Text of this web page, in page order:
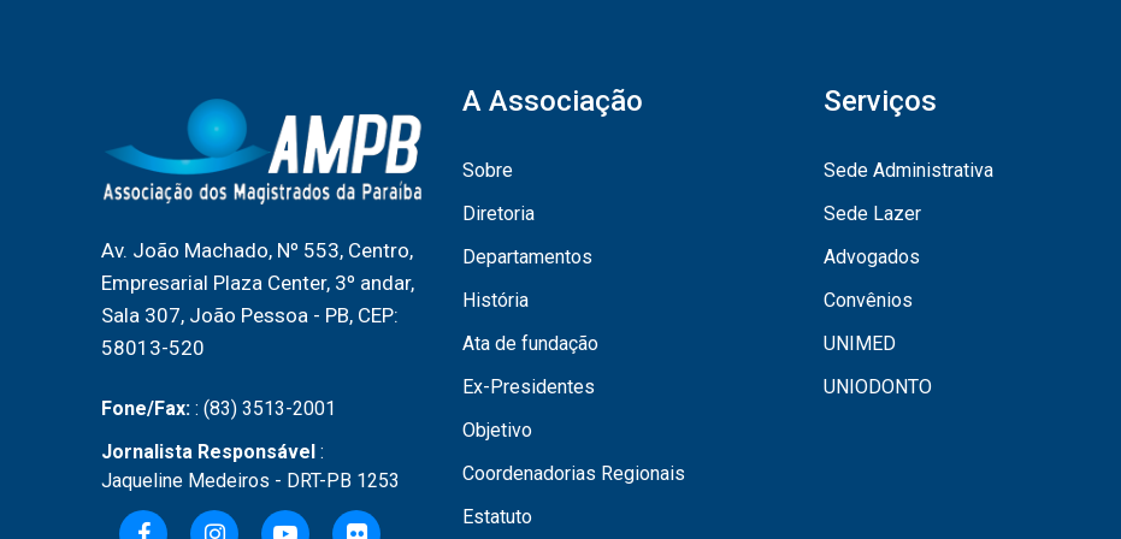
Av. João Machado, Nº 553, Centro,
Empresarial Plaza Center, 3º andar,
Sala 307, João Pessoa - PB, CEP:
58013-520
Fone/Fax: : (83) 3513-2001
Jornalista Responsável :
Jaqueline Medeiros - DRT-PB 1253
A Associação
Sobre
Diretoria
Departamentos
História
Ata de fundação
Ex-Presidentes
Objetivo
Coordenadorias Regionais
Estatuto
Serviços
Sede Administrativa
Sede Lazer
Advogados
Convênios
UNIMED
UNIODONTO